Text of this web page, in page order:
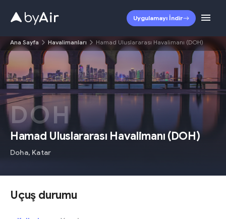
Uygulamayı İndir
Ana Sayfa Havalimanları Hamad Uluslararası Havalimanı (DOH)
DOH
Hamad Uluslararası Havalimanı (DOH)
Doha, Katar
Uçuş durumu